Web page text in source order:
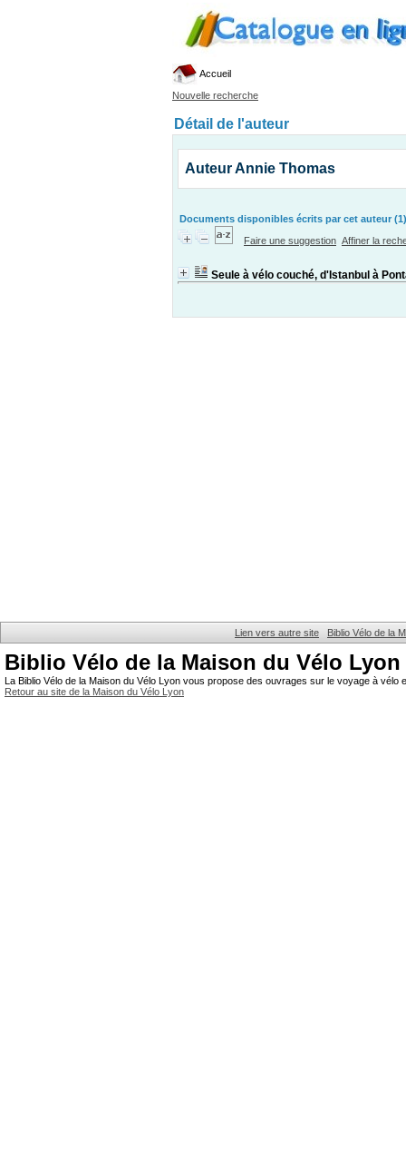
Accueil
Nouvelle recherche
Détail de l'auteur
Auteur Annie Thomas
Documents disponibles écrits par cet auteur (1)
Faire une suggestion Affiner la
Seule à vélo couché, d'Istanbul à
Lien vers autre site Biblio Vélo de la
Biblio Vélo de la Maison du Vélo Lyon
La Biblio Vélo de la Maison du Vélo Lyon vous propose des ouvrages sur le voyage à
Retour au site de la Maison du Vélo Lyon